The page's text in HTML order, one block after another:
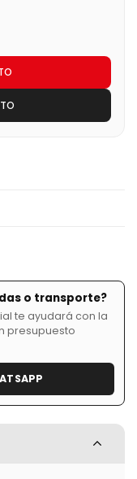
o transporte?
te ayudará con la
presupuesto